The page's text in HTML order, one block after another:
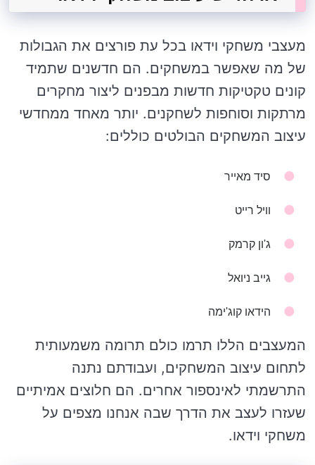
מעצבי משחקי וידאו בכל עת פורצים את הגבולות
של מה שאפשר במשחקים. הם חדשנים שתמיד
קונים טקטיקות חדשות מבפנים ליצור מחקרים
מרתקות וסוחפות לשחקנים. יותר מאחד ממחדשי
עיצוב המשחקים הבולטים כוללים:
סיד מאייר
וויל רייט
ג'ון קרמק
גייב ניואל
הידאו קוג'ימה
המעצבים הללו תרמו כולם תרומה משמעותית
לתחום עיצוב המשחקים, ועבודתם נתנה
התרשמתי לאינספור אחרים. הם חלוצים אמיתיים
שעזרו לעצב את הדרך שבה אנחנו מצפים על
משחקי וידאו.